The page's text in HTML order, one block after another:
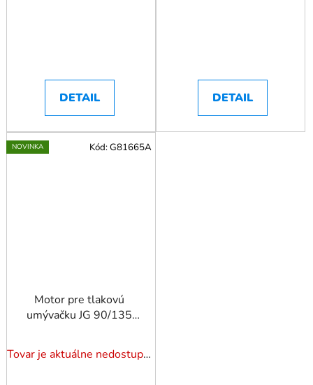
DETAIL DETAIL
NOVINKA
Motor pre tlakovú
umývačku JG 90/135
Tovar je aktuálne nedostupný. Dotazuj dostupnosť.
Kód:G81665A